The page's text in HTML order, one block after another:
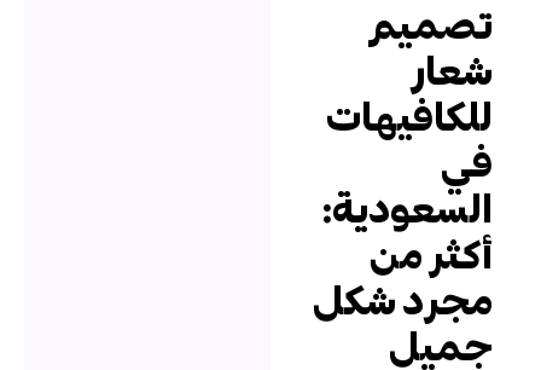
تصميم
شعار
للكافيهات
في
السعودية:
أكثر من
مجرد شكل
جميل